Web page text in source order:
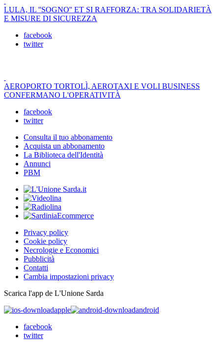
LULA, IL ''SOGNO'' ET SI RAFFORZA: TRA SOLIDARIETÀ
E MISURE DI SICUREZZA
facebook
twitter
AEROPORTO TORTOLÌ, AEROTAXI E VOLI BUSINESS
CONFERMANO L'OPERATIVITÀ
facebook
twitter
Consulta il tuo abbonamento
Acquista un abbonamento
La Biblioteca dell'Identità
Annunci
PBM
Privacy policy
Cookie policy
Necrologie e Economici
Pubblicità
Contatti
Cambia impostazioni privacy
Scarica l'app de L'Unione Sarda
apple
android
facebook
twitter